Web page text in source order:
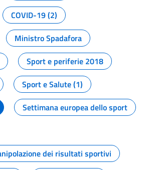
COVID-19 (2)
Ministro Spadafora
Sport e periferie 2018
Sport e Salute (1)
Settimana europea dello sport
dei risultati sportivi